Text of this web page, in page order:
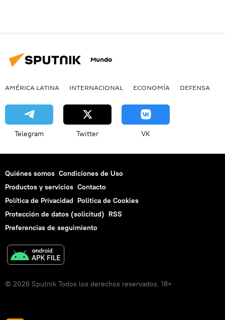
Mundo
AMÉRICA LATINA INTERNACIONAL ECONOMÍA DEFENSA
Telegram Twitter VK
Quiénes somos Condiciones de Uso
Productos y servicios Contacto
Política de Privacidad Politica de Cookies
Protección de datos (solicitud) RSS
Preferencias de seguimiento
© 2026 Sputnik Todos los derechos reservados. 18+